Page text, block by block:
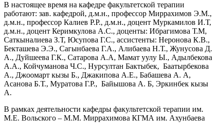
В настоящее время на кафедре факультетской терапии
работают: зав. кафедрой, д.м.н., профессор Миррахимов Э.М.,
д.м.н., профессор Калиев Р.Р., д.м.н., доцент Муркамилов И.Т,
д.м.н., доцент Керимкулова А.С., доценты: Ибрагимова Т.М,
Саткыналиева З.Т, Юсупова Г.С., ассистенты: Неронова К.В.,
Бекташева Э.Э., Сагынбаева Г.А., Алибаева Н.Т., Жунусова Д.
А., Дуйшеева Г.К., Сатарова А.А, Мамат уулу Ы., Адылбекова
А.А., Койчуманова Ч.С., Нурсултан Бактыбек, Баатырбекова
А., Джоомарт кызы Б., Джакипова А.Е., Бабашева А. А,
Асанова Б.Т., Муратова Г.Р., Байышова А. Б, Эркинбек кызы
А.
В рамках деятельности кафедры факультетской терапии им.
М.Е. Вольского – М.М. Миррахимова КГМА им. Ахунбаева